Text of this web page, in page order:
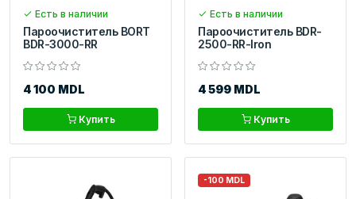
Есть в наличии
Пароочиститель BORT
BDR-3000-RR
4 100 MDL
Купить
Есть в наличии
Пароочиститель BDR-
2500-RR-Iron
4 599 MDL
Купить
-100 MDL